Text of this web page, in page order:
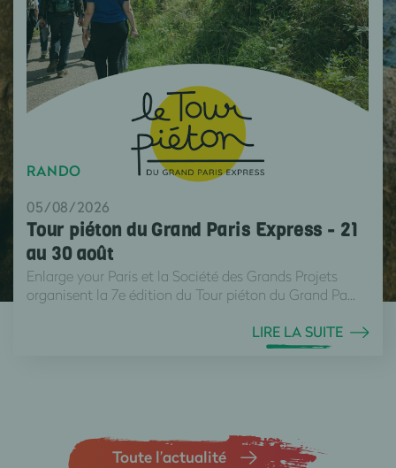
RANDO
05/08/2026
Tour piéton du Grand Paris Express - 21
au 30 août
Enlarge your Paris et la Société des Grands Projets
organisent la 7e édition du Tour piéton du Grand Pa...
LIRE LA SUITE
Toute l’actualité